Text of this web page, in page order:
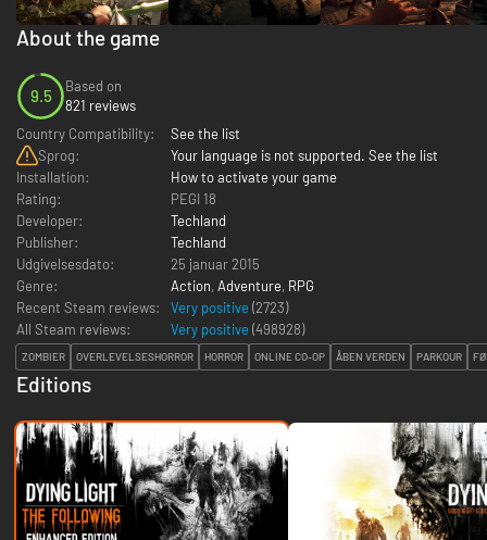
About the game
9.5
Based on
821 reviews
Country Compatibility:
See the list
Sprog:
Your language is not supported. See the list
Installation:
How to activate your game
Rating:
PEGI 18
Developer:
Techland
Publisher:
Techland
Udgivelsesdato:
25 januar 2015
Genre:
Action, Adventure, RPG
Recent Steam reviews:
Very positive (2723)
All Steam reviews:
Very positive (498928)
ZOMBIER OVERLEVELSESHORROR HORROR ONLINE CO-OP ÅBEN VERDEN PARKOUR
Editions